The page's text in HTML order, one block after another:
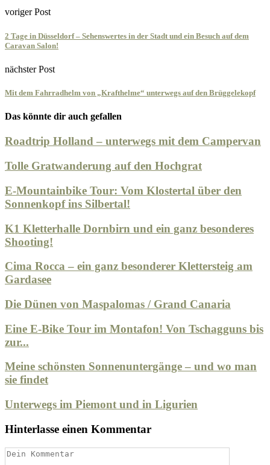
voriger Post
2 Tage in Düsseldorf – Sehenswertes in der Stadt und ein Besuch auf dem
Caravan Salon!
nächster Post
Mit dem Fahrradhelm von „Krafthelme“ unterwegs auf den Brüggelekopf
Das könnte dir auch gefallen
Roadtrip Holland – unterwegs mit dem Campervan
Tolle Gratwanderung auf den Hochgrat
E-Mountainbike Tour: Vom Klostertal über den
Sonnenkopf ins Silbertal!
K1 Kletterhalle Dornbirn und ein ganz besonderes
Shooting!
Cima Rocca – ein ganz besonderer Klettersteig am
Gardasee
Die Dünen von Maspalomas / Grand Canaria
Eine E-Bike Tour im Montafon! Von Tschagguns bis
zur...
Meine schönsten Sonnenuntergänge – und wo man
sie findet
Unterwegs im Piemont und in Ligurien
Hinterlasse einen Kommentar